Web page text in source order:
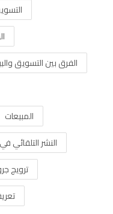
الفرق بين التسويق
المبيعات
النشر التلقائي
ترويج